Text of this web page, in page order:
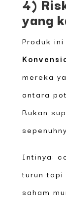
yang
Produk ini
mereka
antara
Bukan
Intinya:
turun tapi
saham